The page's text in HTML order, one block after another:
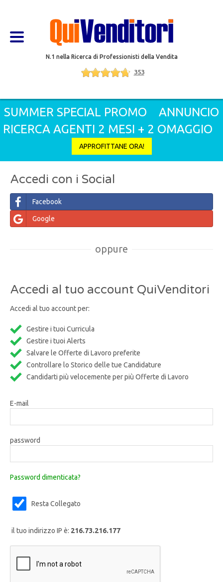
N.1 nella Ricerca di Professionisti della Vendita
353
SUMMER SPECIAL PROMO ANNUNCIO
RICERCA AGENTI 2 MESI + 2 OMAGGIO
APPROFITTANE ORA!
Accedi con i Social
Facebook
Google
oppure
Accedi al tuo account QuiVenditori
Accedi al tuo account per:
Gestire i tuoi Curricula
Gestire i tuoi Alerts
Salvare le Offerte di Lavoro preferite
Controllare lo Storico delle tue Candidature
Candidarti più velocemente per più Offerte di Lavoro
E-mail
password
Password dimenticata?
Resta Collegato
il tuo indirizzo IP è: 216.73.216.177